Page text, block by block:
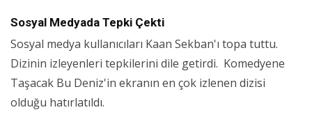
Sosyal Medyada Tepki Çekti
Sosyal medya kullanıcıları Kaan Sekban'ı topa tuttu.
Dizinin izleyenleri tepkilerini dile getirdi. Komedyene
Taşacak Bu Deniz'in ekranın en çok izlenen dizisi
olduğu hatırlatıldı.